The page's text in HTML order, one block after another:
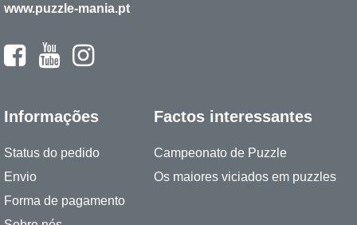
www.puzzle-mania.pt
Informações
Status do pedido
Envio
Forma de pagamento
Factos interessantes
Campeonato de Puzzle
Os maiores viciados em puzzles